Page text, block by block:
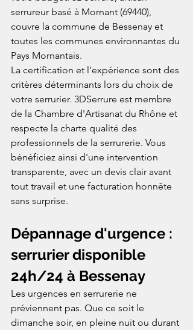
serrureur basé à Mornant (69440),
couvre la commune de Bessenay et
toutes les communes environnantes du
Pays Mornantais.
La certification et l'expérience sont des
critères déterminants lors du choix de
votre serrurier. 3DSerrure est membre
de la Chambre d'Artisanat du Rhône et
respecte la charte qualité des
professionnels de la serrurerie. Vous
bénéficiez ainsi d'une intervention
transparente, avec un devis clair avant
tout travail et une facturation honnête
sans surprise.
Dépannage d'urgence :
serrurier disponible
24h/24 à Bessenay
Les urgences en serrurerie ne
préviennent pas. Que ce soit le
dimanche soir, en pleine nuit ou durant